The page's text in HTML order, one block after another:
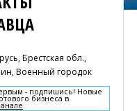
Брестская обл.,
Военный городок
- подпишись! Новые
бизнеса в